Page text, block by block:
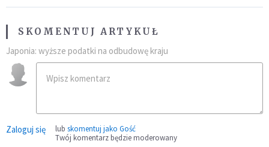
SKOMENTUJ ARTYKUŁ
Japonia: wyższe podatki na odbudowę kraju
Zaloguj się lub skomentuj jako Gość
Twój komentarz będzie moderowany